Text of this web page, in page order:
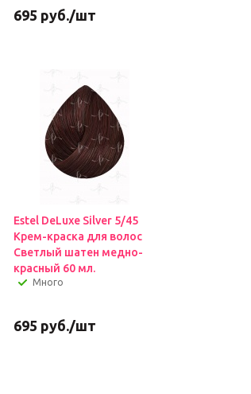
695 руб./шт
Estel DeLuxe Silver 5/45
Крем-краска для волос
Светлый шатен медно-
красный 60 мл.
Много
695 руб./шт